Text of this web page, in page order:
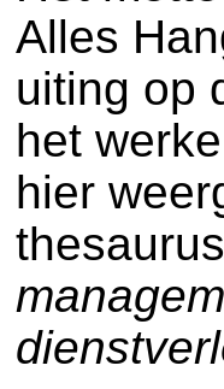
Alles
uiting op
het
hier